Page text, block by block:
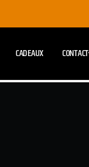
CADEAUX CONTACT